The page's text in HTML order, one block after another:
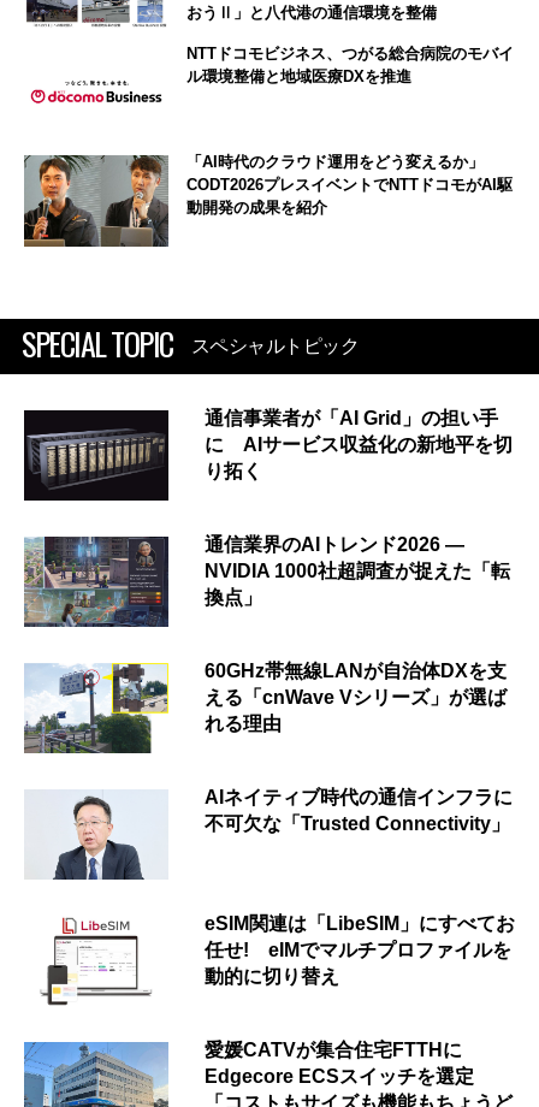
おうⅡ」と八代港の通信環境を整備
NTTドコモビジネス、つがる総合病院のモバイ
ル環境整備と地域医療DXを推進
「AI時代のクラウド運用をどう変えるか」
CODT2026プレスイベントでNTTドコモがAI駆
動開発の成果を紹介
SPECIAL TOPIC スペシャルトピック
通信事業者が「AI Grid」の担い手
に AIサービス収益化の新地平を切
り拓く
通信業界のAIトレンド2026 ―
NVIDIA 1000社超調査が捉えた「転
換点」
60GHz帯無線LANが自治体DXを支
える「cnWave Vシリーズ」が選ば
れる理由
AIネイティブ時代の通信インフラに
不可欠な「Trusted Connectivity」
eSIM関連は「LibeSIM」にすべてお
任せ! eIMでマルチプロファイルを
動的に切り替え
愛媛CATVが集合住宅FTTHに
Edgecore ECSスイッチを選定
「コストもサイズも機能もちょうど